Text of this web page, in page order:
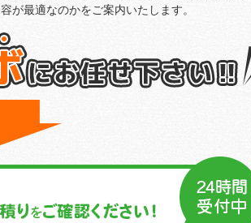
が最適なのかをご案内いたします。